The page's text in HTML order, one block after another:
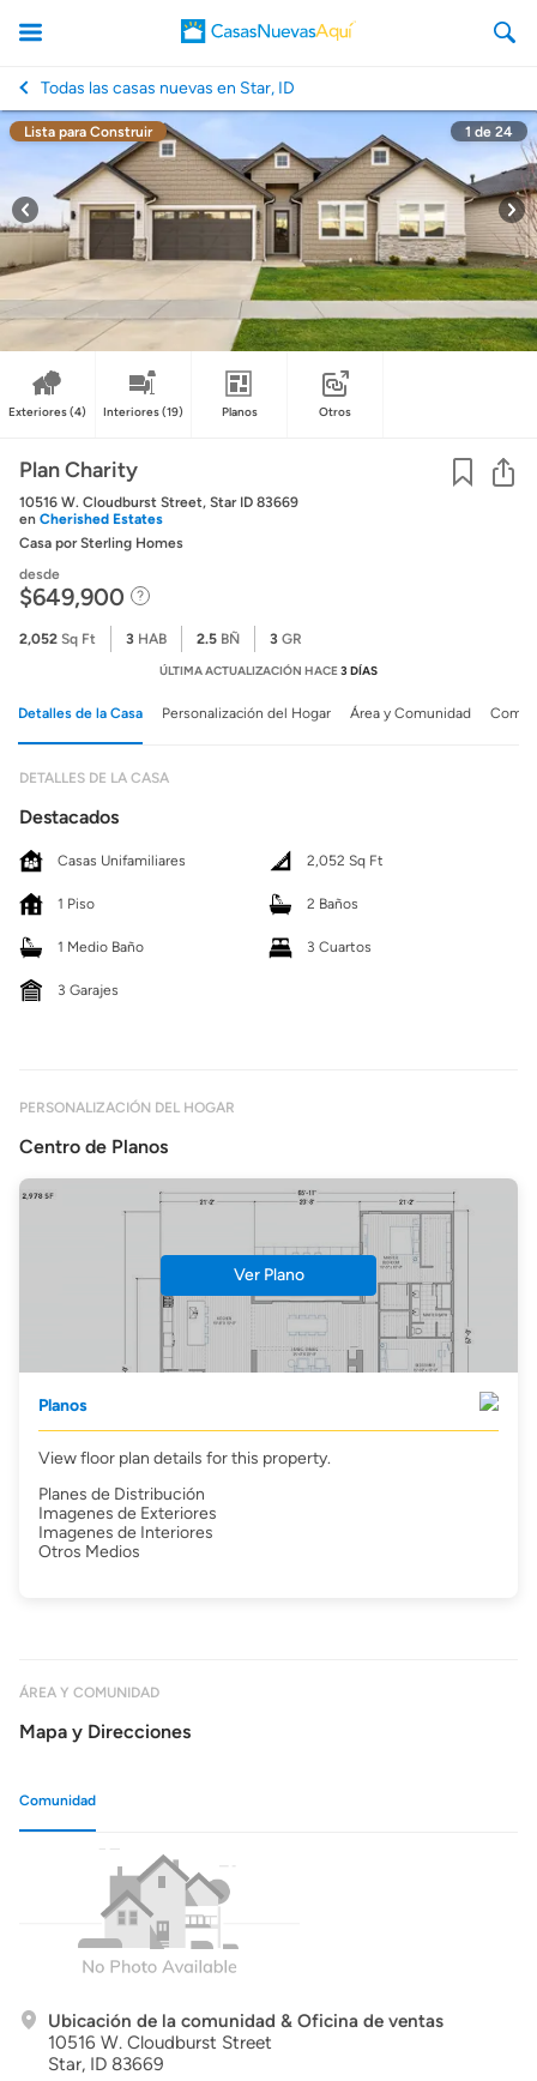
CasasNuevasAqui
Todas las casas nuevas en Star, ID
Lista para Construir 1 de 24
Exteriores(4) Interiores(19) Planos Otros
Plan Charity
10516 W. Cloudburst Street, Star ID 83669
en Cherished Estates
Casa por Sterling Homes
desde
$649,900
2,052 Sq Ft 3 HAB 2.5 BÑ 3 GR
ÚLTIMA ACTUALIZACIÓN HACE3 DÍAS
Detalles de la Casa Personalización del Hogar Área y Comunidad
DETALLES DE LA CASA
Destacados
Casas Unifamiliares 2,052 Sq Ft
1 Piso 2 Baños
1 Medio Baño 3 Cuartos
3 Garajes
PERSONALIZACIÓN DEL HOGAR
Centro de Planos
Ver Plano
Planos
View floor plan details for this property.
Planes de Distribución
Imagenes de Exteriores
Imagenes de Interiores
Otros Medios
ÁREA Y COMUNIDAD
Mapa y Direcciones
Comunidad
Ubicación de la comunidad & Oficina de ventas
10516 W. Cloudburst Street
Star, ID 83669